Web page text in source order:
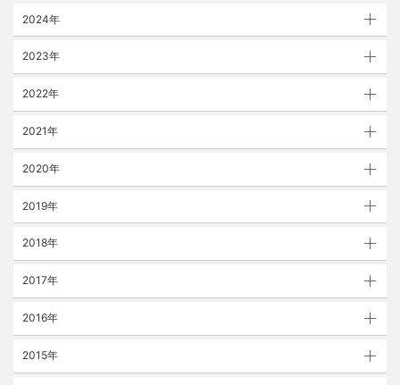
2024年
2023年
2022年
2021年
2020年
2019年
2018年
2017年
2016年
2015年